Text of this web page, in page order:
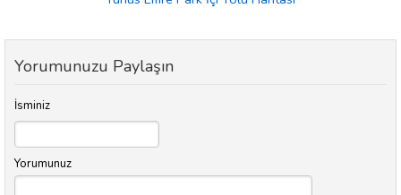
Yorumunuzu Paylaşın
İsminiz
Yorumunuz